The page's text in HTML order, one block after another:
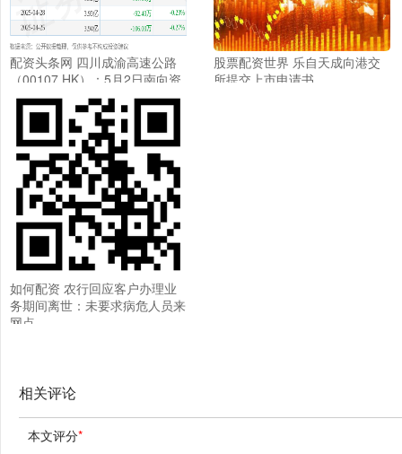
配资头条网 四川成渝高速公路
（00107.HK）：5月2日南向资
金增持24.2万股
股票配资世界 乐自天成向港交
所提交上市申请书
如何配资 农行回应客户办理业
务期间离世：未要求病危人员来
网点
相关评论
本文评分*